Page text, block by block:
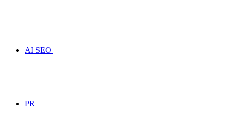
AI SEO
PR